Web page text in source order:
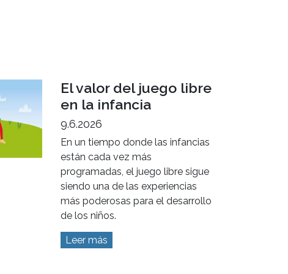
El valor del juego libre
en la infancia
9.6.2026
En un tiempo donde las infancias
están cada vez más
programadas, el juego libre sigue
siendo una de las experiencias
más poderosas para el desarrollo
de los niños.
Leer más